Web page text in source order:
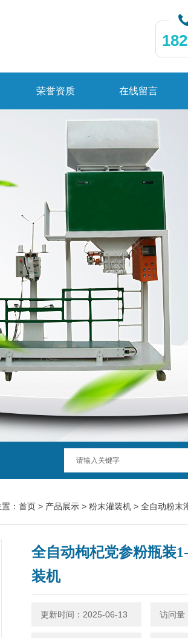
荣誉资质 在线留言
： 首页 > 产品展示 > 粉末灌装机 > 全自动粉末
全自动枸杞党参粉瓶装
装机
更新时间：2025-06-13 访问量